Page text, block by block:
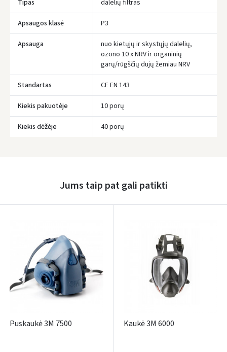
Tipas dalelių filtras
Apsaugos klasė P3
Apsauga
nuo kietųjų ir skystųjų dalelių,
ozono 10 x NRV ir organinių
garų/rūgščių dujų žemiau NRV
Standartas CE EN 143
Kiekis pakuotėje 10 porų
Kiekis dėžėje 40 porų
Jums taip pat gali patikti
Puskaukė 3M 7500 Kaukė 3M 6000
Įvertinimas:
Prisijungti
Dar neturite paskyros? Registruokites